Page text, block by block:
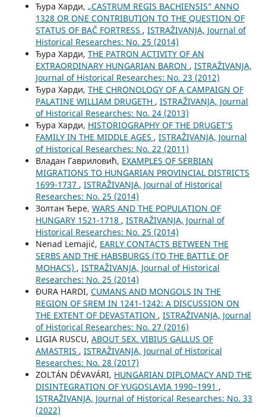
Ђура Харди, „CASTRUM REGIS BACHIENSIS” ANNO
1328 OR ONE CONTRIBUTION TO THE QUESTION OF
STATUS OF BAČ FORTRESS , ISTRAŽIVANJA, Јournal of
Historical Researches: No. 25 (2014)
Ђура Харди, THE PATRON ACTIVITY OF AN
EXTRAORDINARY HUNGARIAN BARON , ISTRAŽIVANJA,
Јournal of Historical Researches: No. 23 (2012)
Ђура Харди, THE CHRONOLOGY OF A CAMPAIGN OF
PALATINE WILLIAM DRUGETH , ISTRAŽIVANJA, Јournal
of Historical Researches: No. 24 (2013)
Ђура Харди, HISTORIOGRAPHY OF THE DRUGET’S
FAMILY IN THE MIDDLE AGES , ISTRAŽIVANJA, Јournal
of Historical Researches: No. 22 (2011)
Владан Гавриловић, EXAMPLES OF SERBIAN
MIGRATIONS TO HUNGARIAN PROVINCIAL DISTRICTS
1699-1737 , ISTRAŽIVANJA, Јournal of Historical
Researches: No. 25 (2014)
Золтан Ђере, WARS AND THE POPULATION OF
HUNGARY 1521-1718 , ISTRAŽIVANJA, Јournal of
Historical Researches: No. 25 (2014)
Nenad Lemajić, EARLY CONTACTS BETWEEN THE
SERBS AND THE HABSBURGS (TO THE BATTLE OF
MOHACS) , ISTRAŽIVANJA, Јournal of Historical
Researches: No. 25 (2014)
ĐURA HARDI, CUMANS AND MONGOLS IN THE
REGION OF SREM IN 1241-1242: A DISCUSSION ON
THE EXTENT OF DEVASTATION , ISTRAŽIVANJA, Јournal
of Historical Researches: No. 27 (2016)
LIGIA RUSCU, ABOUT SEX. VIBIUS GALLUS OF
AMASTRIS , ISTRAŽIVANJA, Јournal of Historical
Researches: No. 28 (2017)
ZOLTÁN DÉVAVÁRI, HUNGARIAN DIPLOMACY AND THE
DISINTEGRATION OF YUGOSLAVIA 1990–1991 ,
ISTRAŽIVANJA, Јournal of Historical Researches: No. 33
(2022)